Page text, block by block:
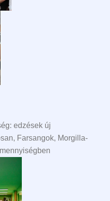
edzések új
Farsangok, Morgilla-